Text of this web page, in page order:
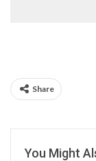
Share
You Might